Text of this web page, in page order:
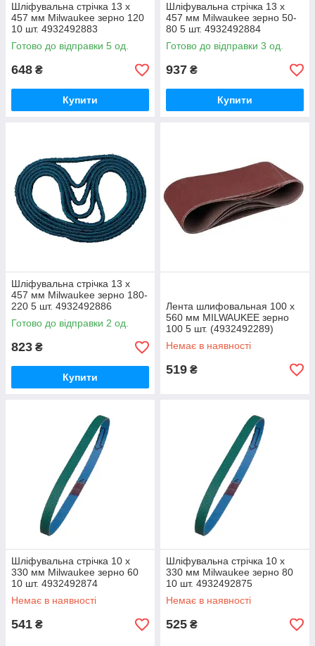
Шліфувальна стрічка 13 x
457 мм Milwaukee зерно 120
10 шт. 4932492883
Готово до відправки 5 од.
648 ₴
Купити
Шліфувальна стрічка 13 x
457 мм Milwaukee зерно 50-
80 5 шт. 4932492884
Готово до відправки 3 од.
937 ₴
Купити
Шліфувальна стрічка 13 x
457 мм Milwaukee зерно 180-
220 5 шт. 4932492886
Готово до відправки 2 од.
823 ₴
Купити
Лента шлифовальная 100 х
560 мм MILWAUKEE зерно
100 5 шт. (4932492289)
Немає в наявності
519 ₴
Шліфувальна стрічка 10 x
330 мм Milwaukee зерно 60
10 шт. 4932492874
Немає в наявності
541 ₴
Шліфувальна стрічка 10 x
330 мм Milwaukee зерно 80
10 шт. 4932492875
Немає в наявності
525 ₴